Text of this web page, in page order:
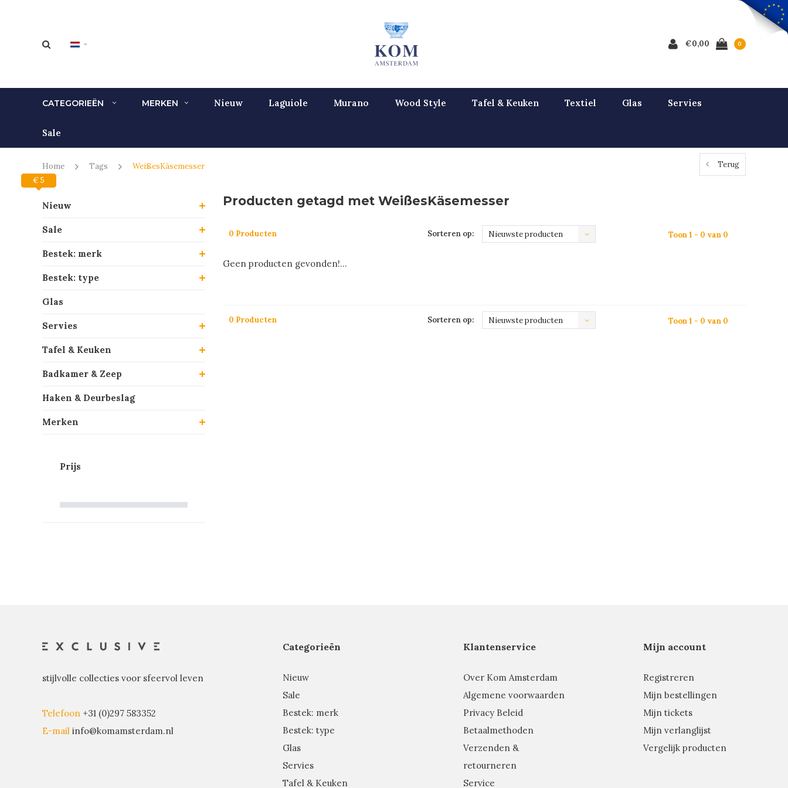
€0,00 0
CATEGORIEËN MERKEN Nieuw Laguiole Murano Wood Style Tafel & Keuken Textiel Glas Servies
Sale
Home Tags WeißesKäsemesser Terug
Nieuw
Sale
Bestek: merk
Bestek: type
Glas
Servies
Tafel & Keuken
Badkamer & Zeep
Haken & Deurbeslag
Merken
Prijs
€ 0
€ 5
Producten getagd met WeißesKäsemesser
0 Producten Sorteren op: Nieuwste producten Toon 1 - 0 van 0
Geen producten gevonden!...
0 Producten Sorteren op: Nieuwste producten Toon 1 - 0 van 0
stijlvolle collecties voor sfeervol leven
Telefoon +31 (0)297 583352
E-mail info@komamsterdam.nl
Categorieën
Nieuw
Sale
Bestek: merk
Bestek: type
Glas
Servies
Tafel & Keuken
Klantenservice
Over Kom Amsterdam
Algemene voorwaarden
Privacy Beleid
Betaalmethoden
Verzenden &
retourneren
Service
Mijn account
Registreren
Mijn bestellingen
Mijn tickets
Mijn verlanglijst
Vergelijk producten